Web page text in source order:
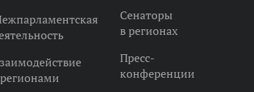
Сенаторы
в регионах
Пресс-
конференции